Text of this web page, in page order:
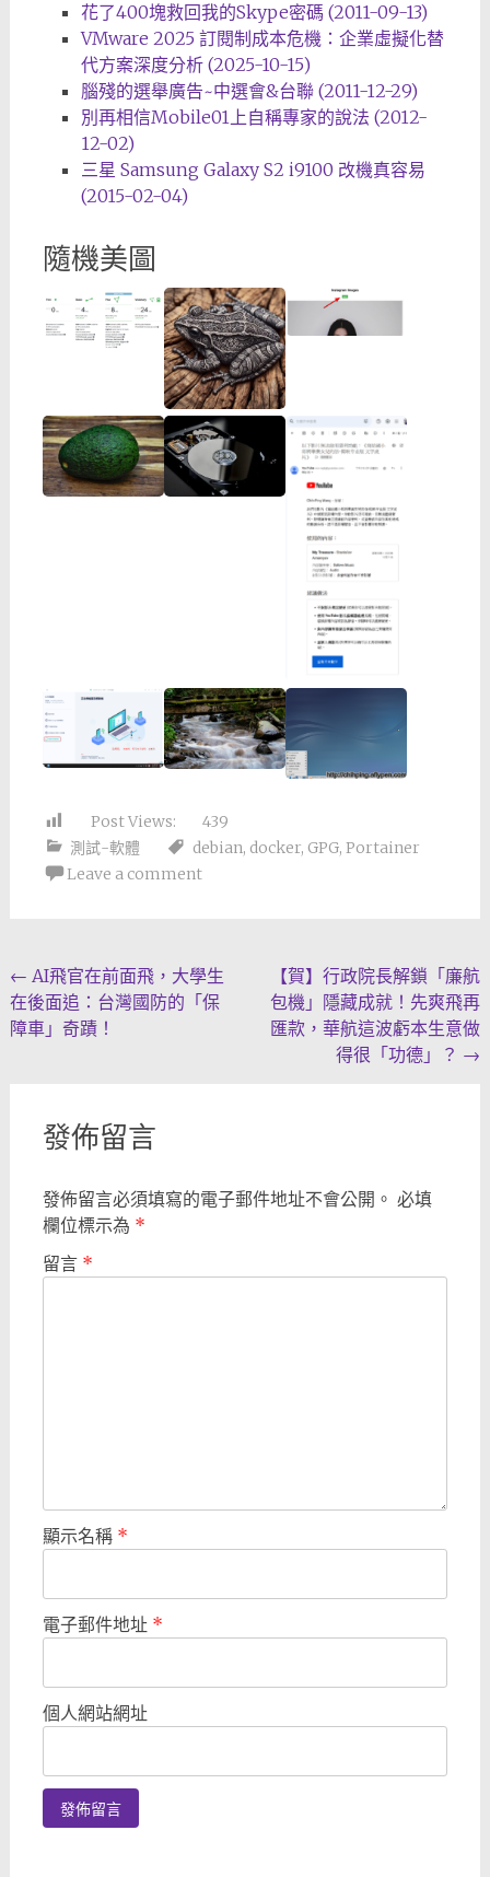
花了400塊救回我的Skype密碼 (2011-09-13)
VMware 2025 訂閱制成本危機：企業虛擬化替
代方案深度分析 (2025-10-15)
腦殘的選舉廣告~中選會&台聯 (2011-12-29)
別再相信Mobile01上自稱專家的說法 (2012-
12-02)
三星 Samsung Galaxy S2 i9100 改機真容易
(2015-02-04)
隨機美圖
Post Views:
439
測試-軟體
debian, docker, GPG, Portainer
Leave a comment
Post
navigation
← AI飛官在前面飛，大學生
在後面追：台灣國防的「保
障車」奇蹟！
【賀】行政院長解鎖「廉航
包機」隱藏成就！先爽飛再
匯款，華航這波虧本生意做
得很「功德」？ →
發佈留言
發佈留言必須填寫的電子郵件地址不會公開。 必填
欄位標示為 *
留言 *
顯示名稱 *
電子郵件地址 *
個人網站網址